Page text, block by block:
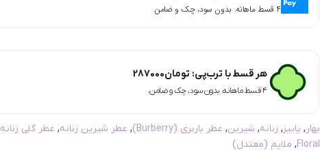
۴ قسط ماهانه. بدون سود، چک و ضامن.
هر قسط با ترب‌پی: تومان287000
۴ قسط ماهانه. بدون سود، چک و ضامن.
بهار , پاییز, زنانه, شیرین, عطر باربری (Burberry) , عطر شیرین زنانه, عطر گلی زنانه
Floral
, ملایم (معتدل)